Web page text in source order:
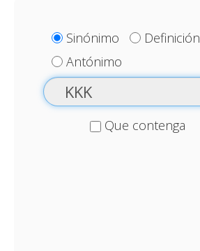
Sinónimo
Definición
Antónimo
Que contenga